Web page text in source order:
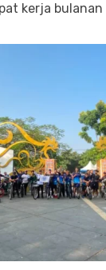
kerja bulanan